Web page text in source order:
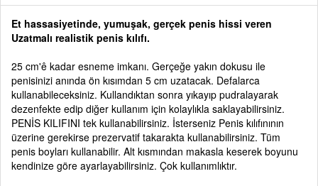
Et hassasiyetinde, yumuşak, gerçek penis hissi veren
Uzatmalı realistik penis kılıfı.
25 cm'ê kadar esneme imkanı. Gerçeğe yakın dokusu ile
penisinizi anında ön kısımdan 5 cm uzatacak. Defalarca
kullanabileceksiniz. Kullandıktan sonra yıkayıp pudralayarak
dezenfekte edip diğer kullanım için kolaylıkla saklayabilirsiniz.
PENİS KILIFINI tek kullanabilirsiniz. İsterseniz Penis kılıfınının
üzerine gerekirse prezervatif takarakta kullanabilirsiniz. Tüm
penis boyları kullanabilir. Alt kısmından makasla keserek boyunu
kendinize göre ayarlayabilirsiniz. Çok kullanımlıktır.